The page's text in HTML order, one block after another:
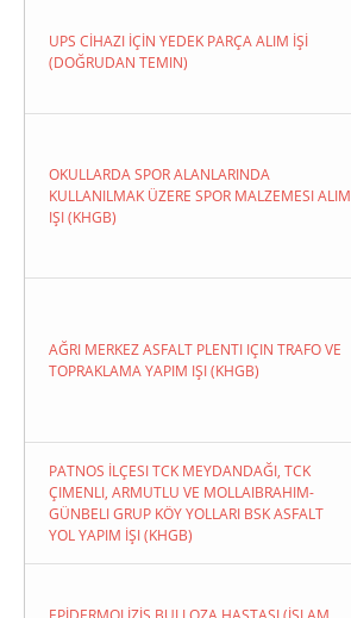
UPS CİHAZI İÇİN YEDEK PARÇA ALIM İŞİ
(DOĞRUDAN TEMIN)
OKULLARDA SPOR ALANLARINDA
KULLANILMAK ÜZERE SPOR MALZEMESI ALIM
IŞI (KHGB)
AĞRI MERKEZ ASFALT PLENTI IÇIN TRAFO VE
TOPRAKLAMA YAPIM IŞI (KHGB)
PATNOS İLÇESI TCK MEYDANDAĞI, TCK
ÇIMENLI, ARMUTLU VE MOLLAIBRAHIM-
GÜNBELI GRUP KÖY YOLLARI BSK ASFALT
YOL YAPIM İŞI (KHGB)